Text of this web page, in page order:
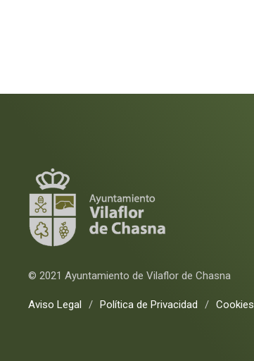
© 2021 Ayuntamiento de Vilaflor de Chasna
Aviso Legal / Política de Privacidad / Cookies